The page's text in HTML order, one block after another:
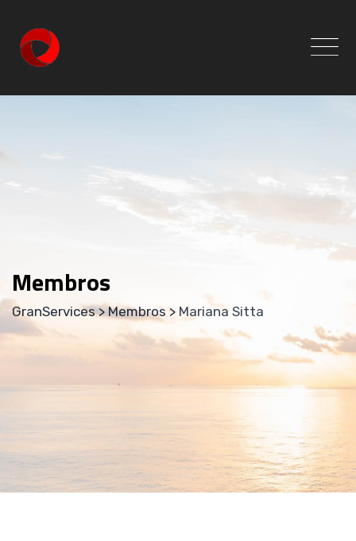
content
Membros
GranServices> Membros > Mariana Sitta